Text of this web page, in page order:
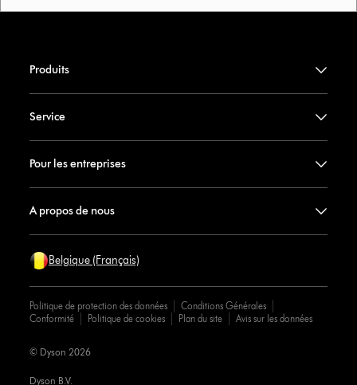
Produits
Service
Pour les entreprises
A propos de nous
Belgique (Français)
Politique de protection des données
Conditions Générales
Conformité
Politique de cookies Plan du site Avis sur les données
Dyson B.V.
© Dyson 2026